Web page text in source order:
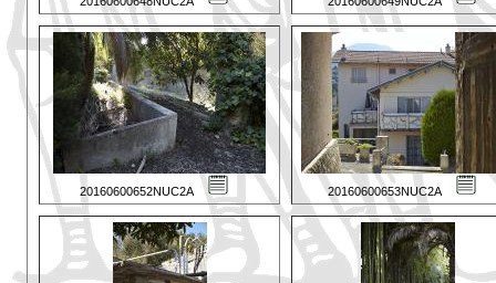
20160600652NUC2A 20160600653NUC2A